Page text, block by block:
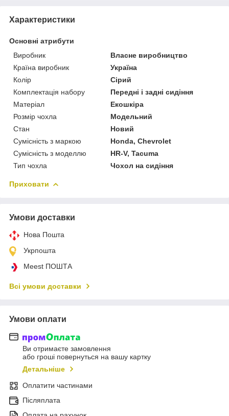
Характеристики
Основні атрибути
Виробник
Власне виробництво
Країна виробник
Україна
Колір
Сірий
Комплектація набору
Передні і задні сидіння
Матеріал
Екошкіра
Розмір чохла
Модельний
Стан
Новий
Сумісність з маркою
Honda, Chevrolet
Сумісність з моделлю
HR-V, Tacuma
Тип чохла
Чохол на сидіння
Приховати
Умови доставки
Нова Пошта
Укрпошта
Meest ПОШТА
Всі умови доставки
Умови оплати
Ви отримаєте замовлення
або гроші повернуться на вашу картку
Детальніше
Оплатити частинами
Післяплата